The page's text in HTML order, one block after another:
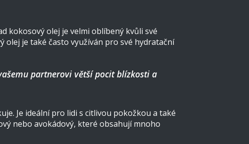
kokosový olej je velmi oblíbený kvůli své
olej je také často využíván pro své hydratační
partnerovi větší pocit blízkosti a
Je ideální pro lidi s citlivou pokožkou a také
nebo avokádový, které obsahují mnoho